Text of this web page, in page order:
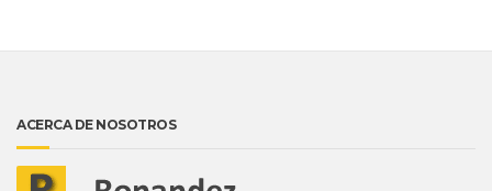
ACERCA DE NOSOTROS